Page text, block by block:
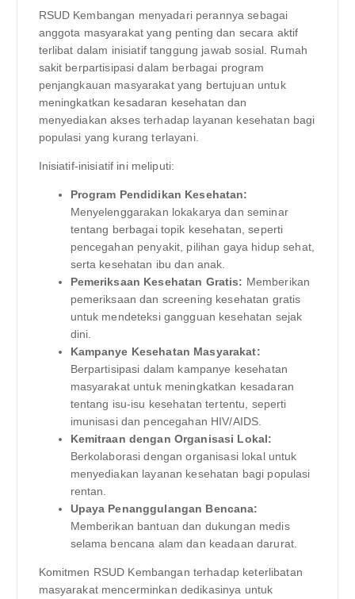
RSUD Kembangan menyadari perannya sebagai
anggota masyarakat yang penting dan secara aktif
terlibat dalam inisiatif tanggung jawab sosial. Rumah
sakit berpartisipasi dalam berbagai program
penjangkauan masyarakat yang bertujuan untuk
meningkatkan kesadaran kesehatan dan
menyediakan akses terhadap layanan kesehatan bagi
populasi yang kurang terlayani.
Inisiatif-inisiatif ini meliputi:
Program Pendidikan Kesehatan:
Menyelenggarakan lokakarya dan seminar
tentang berbagai topik kesehatan, seperti
pencegahan penyakit, pilihan gaya hidup sehat,
serta kesehatan ibu dan anak.
Pemeriksaan Kesehatan Gratis: Memberikan
pemeriksaan dan screening kesehatan gratis
untuk mendeteksi gangguan kesehatan sejak
dini.
Kampanye Kesehatan Masyarakat:
Berpartisipasi dalam kampanye kesehatan
masyarakat untuk meningkatkan kesadaran
tentang isu-isu kesehatan tertentu, seperti
imunisasi dan pencegahan HIV/AIDS.
Kemitraan dengan Organisasi Lokal:
Berkolaborasi dengan organisasi lokal untuk
menyediakan layanan kesehatan bagi populasi
rentan.
Upaya Penanggulangan Bencana:
Memberikan bantuan dan dukungan medis
selama bencana alam dan keadaan darurat.
Komitmen RSUD Kembangan terhadap keterlibatan
masyarakat mencerminkan dedikasinya untuk